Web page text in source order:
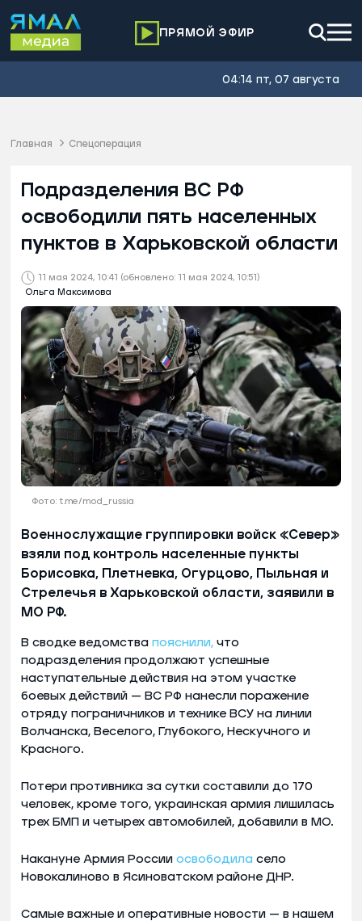
ПРЯМОЙ ЭФИР
04:14 пт, 07 августа
Главная Спецоперация
11 мая 2024, 10:41 (обновлено: 11 мая 2024, 10:51)
Ольга Максимова
Подразделения ВС РФ
освободили пять населенных
пунктов в Харьковской области
Фото: t.me/mod_russia
Военнослужащие группировки войск «Север»
взяли под контроль населенные пункты
Борисовка, Плетневка, Огурцово, Пыльная и
Стрелечья в Харьковской области, заявили в
МО РФ.
В сводке ведомства пояснили, что
подразделения продолжают успешные
наступательные действия на этом участке
боевых действий — ВС РФ нанесли поражение
отряду пограничников и технике ВСУ на линии
Волчанска, Веселого, Глубокого, Нескучного и
Красного.
Потери противника за сутки составили до 170
человек, кроме того, украинская армия лишилась
трех БМП и четырех автомобилей, добавили в МО.
Накануне Армия России освободила село
Новокалиново в Ясиноватском районе ДНР.
Самые важные и оперативные новости — в нашем